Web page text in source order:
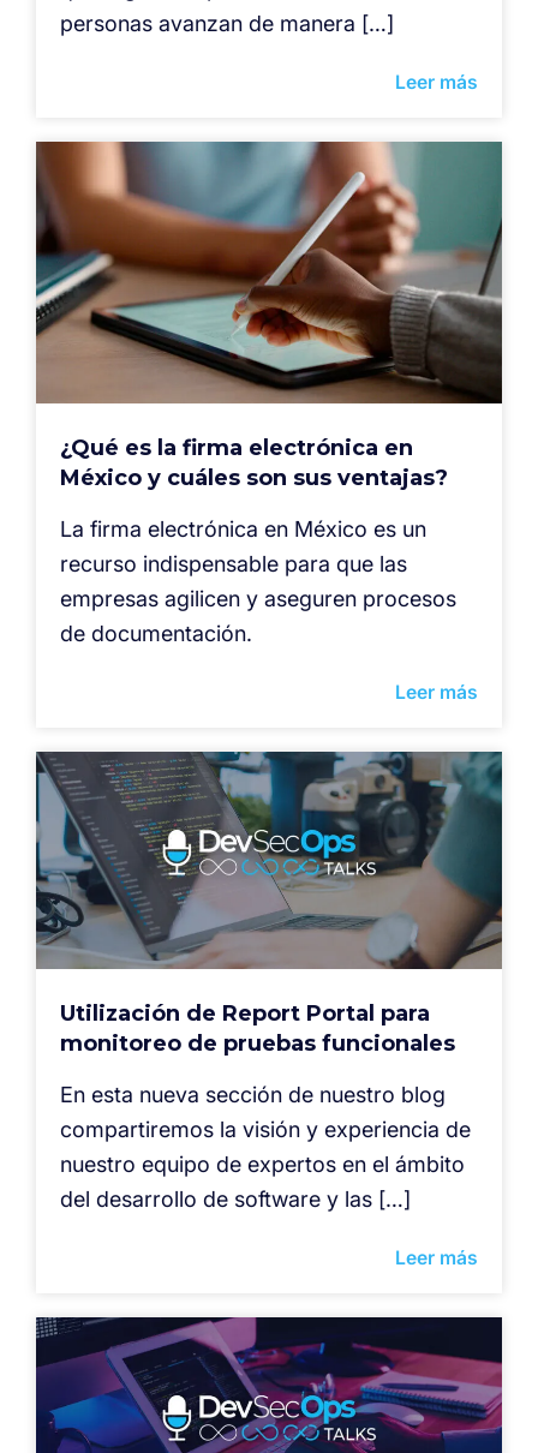
personas avanzan de manera […]
Leer más
¿Qué es la firma electrónica en
México y cuáles son sus ventajas?
La firma electrónica en México es un
recurso indispensable para que las
empresas agilicen y aseguren procesos
de documentación.
Leer más
Utilización de Report Portal para
monitoreo de pruebas funcionales
En esta nueva sección de nuestro blog
compartiremos la visión y experiencia de
nuestro equipo de expertos en el ámbito
del desarrollo de software y las […]
Leer más